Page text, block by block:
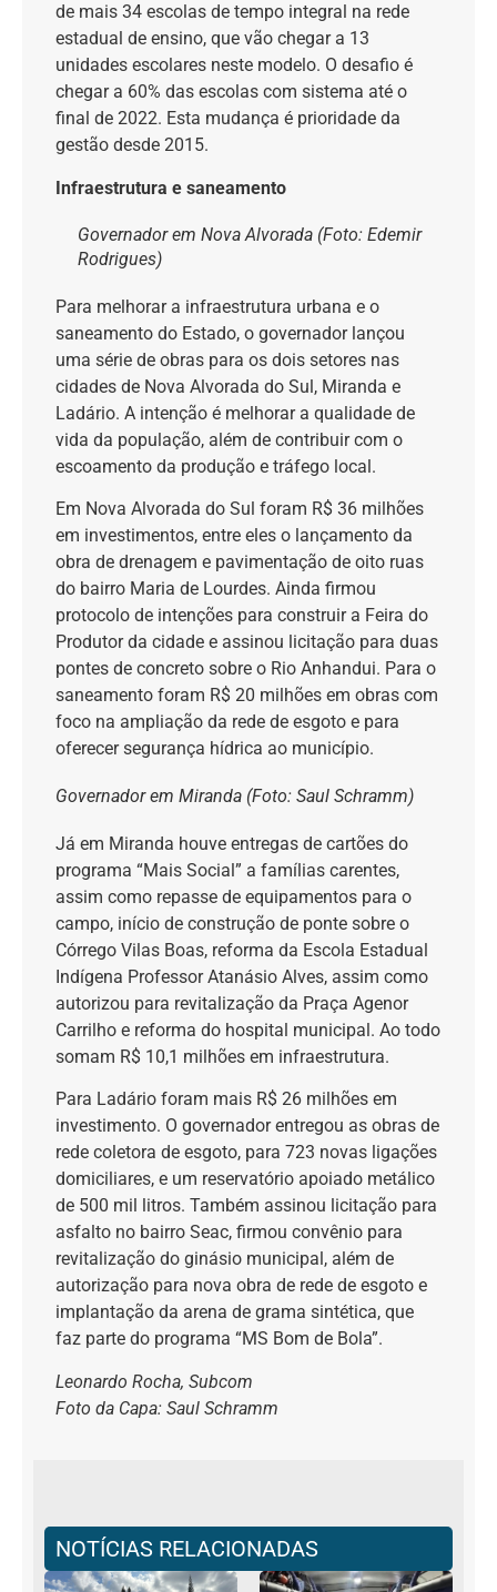
de mais 34 escolas de tempo integral na rede
estadual de ensino, que vão chegar a 13
unidades escolares neste modelo. O desafio é
chegar a 60% das escolas com sistema até o
final de 2022. Esta mudança é prioridade da
gestão desde 2015.
Infraestrutura e saneamento
Governador em Nova Alvorada (Foto: Edemir
Rodrigues)
Para melhorar a infraestrutura urbana e o
saneamento do Estado, o governador lançou
uma série de obras para os dois setores nas
cidades de Nova Alvorada do Sul, Miranda e
Ladário. A intenção é melhorar a qualidade de
vida da população, além de contribuir com o
escoamento da produção e tráfego local.
Em Nova Alvorada do Sul foram R$ 36 milhões
em investimentos, entre eles o lançamento da
obra de drenagem e pavimentação de oito ruas
do bairro Maria de Lourdes. Ainda firmou
protocolo de intenções para construir a Feira do
Produtor da cidade e assinou licitação para duas
pontes de concreto sobre o Rio Anhandui. Para o
saneamento foram R$ 20 milhões em obras com
foco na ampliação da rede de esgoto e para
oferecer segurança hídrica ao município.
Governador em Miranda (Foto: Saul Schramm)
Já em Miranda houve entregas de cartões do
programa “Mais Social” a famílias carentes,
assim como repasse de equipamentos para o
campo, início de construção de ponte sobre o
Córrego Vilas Boas, reforma da Escola Estadual
Indígena Professor Atanásio Alves, assim como
autorizou para revitalização da Praça Agenor
Carrilho e reforma do hospital municipal. Ao todo
somam R$ 10,1 milhões em infraestrutura.
Para Ladário foram mais R$ 26 milhões em
investimento. O governador entregou as obras de
rede coletora de esgoto, para 723 novas ligações
domiciliares, e um reservatório apoiado metálico
de 500 mil litros. Também assinou licitação para
asfalto no bairro Seac, firmou convênio para
revitalização do ginásio municipal, além de
autorização para nova obra de rede de esgoto e
implantação da arena de grama sintética, que
faz parte do programa “MS Bom de Bola”.
Leonardo Rocha, Subcom
Foto da Capa: Saul Schramm
NOTÍCIAS RELACIONADAS